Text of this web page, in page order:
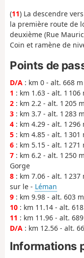
(11) La descendre
la première route de
deuxième (Rue
Coin et ramène de
Points de
D/A : km 0 - alt. 668
1 : km 1.63 - alt. 1
2 : km 2.2 - alt. 1 205
3 : km 3.7 - alt. 1 283
4 : km 4.29 - alt. 1
5 : km 4.85 - alt. 1
6 : km 5.15 - alt. 1
7 : km 6.2 - alt. 1 250
Gorge
8 : km 7.06 - alt. 1
sur le - Léman
9 : km 9.98 - alt. 603
10 : km 11.14 - alt.
11 : km 11.96 - alt.
D/A : km 12.56 - alt.
Informations